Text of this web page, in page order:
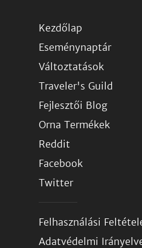
Kezdőlap
Eseménynaptár
Változtatások
Traveler's Guild
Fejlesztői Blog
Orna Termékek
Reddit
Facebook
Twitter
Felhasználási
Adatvédelmi